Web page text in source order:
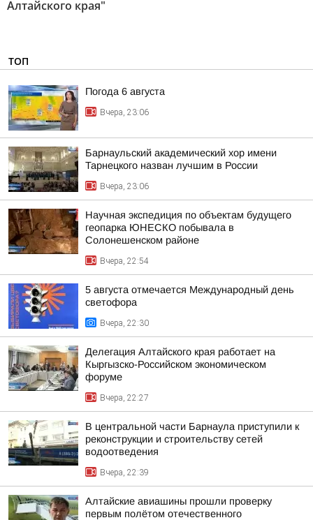
Алтайского края"
ТОП
Погода 6 августа
Вчера, 23:06
Барнаульский академический хор имени
Тарнецкого назван лучшим в России
Вчера, 23:06
Научная экспедиция по объектам будущего
геопарка ЮНЕСКО побывала в
Солонешенском районе
Вчера, 22:54
5 августа отмечается Международный день
светофора
Вчера, 22:30
Делегация Алтайского края работает на
Кыргызско-Российском экономическом
форуме
Вчера, 22:27
В центральной части Барнаула приступили к
реконструкции и строительству сетей
водоотведения
Вчера, 22:39
Алтайские авиашины прошли проверку
первым полётом отечественного